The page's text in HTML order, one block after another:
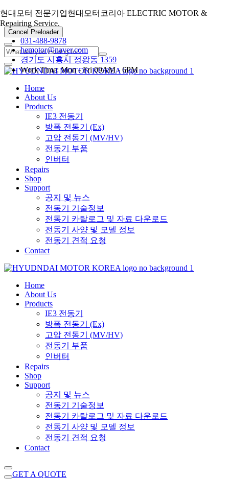
Cancel Preloader
Home
About Us
Products
IE3 전동기
방폭 전동기 (Ex)
고압 전동기 (MV/HV)
전동기 부품
인버터
Repairs
Shop
Support
공지 및 뉴스
전동기 기술정보
전동기 카탈로그 및 자료 다운로드
전동기 사양 및 모델 정보
전동기 견적 요청
Contact
현대모터 전문기업현대모터코리아 ELECTRIC MOTOR &
Repairing Service.
031-488-9878
hemotor@naver.com
경기도 시흥시 정왕동 1359
Work Time: Mon - Fri 09AM - 6PM
Home
About Us
Products
IE3 전동기
방폭 전동기 (Ex)
고압 전동기 (MV/HV)
전동기 부품
인버터
Repairs
Shop
Support
공지 및 뉴스
전동기 기술정보
전동기 카탈로그 및 자료 다운로드
전동기 사양 및 모델 정보
전동기 견적 요청
Contact
GET A QUOTE